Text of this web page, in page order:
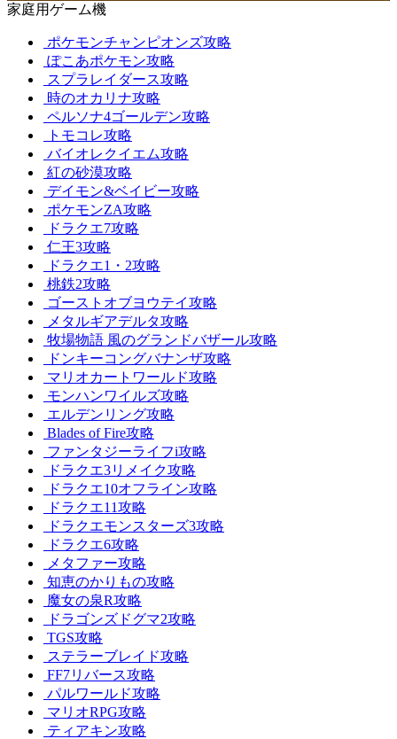
家庭用ゲーム機
ポケモンチャンピオンズ攻略
ぽこあポケモン攻略
スプラレイダース攻略
時のオカリナ攻略
ペルソナ4ゴールデン攻略
トモコレ攻略
バイオレクイエム攻略
紅の砂漠攻略
デイモン&ベイビー攻略
ポケモンZA攻略
ドラクエ7攻略
仁王3攻略
ドラクエ1・2攻略
桃鉄2攻略
ゴーストオブヨウテイ攻略
メタルギアデルタ攻略
牧場物語 風のグランドバザール攻略
ドンキーコングバナンザ攻略
マリオカートワールド攻略
モンハンワイルズ攻略
エルデンリング攻略
Blades of Fire攻略
ファンタジーライフi攻略
ドラクエ3リメイク攻略
ドラクエ10オフライン攻略
ドラクエ11攻略
ドラクエモンスターズ3攻略
ドラクエ6攻略
メタファー攻略
知恵のかりもの攻略
魔女の泉R攻略
ドラゴンズドグマ2攻略
TGS攻略
ステラーブレイド攻略
FF7リバース攻略
パルワールド攻略
マリオRPG攻略
ティアキン攻略